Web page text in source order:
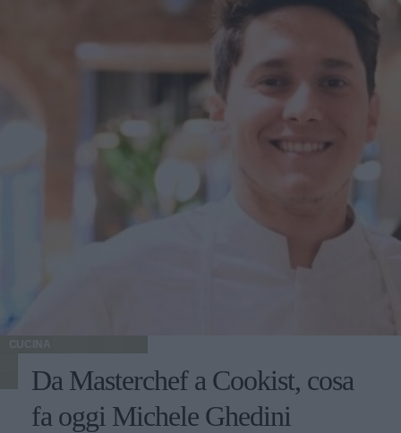
CUCINA
Da Masterchef a Cookist, cosa
fa oggi Michele Ghedini